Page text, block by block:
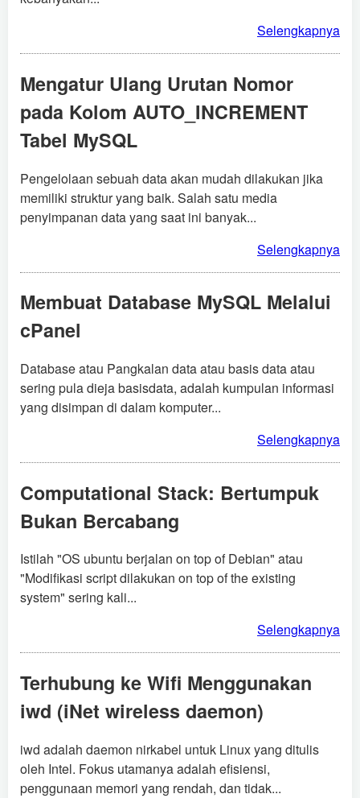
Selengkapnya
Mengatur Ulang Urutan Nomor
pada Kolom AUTO_INCREMENT
Tabel MySQL
Pengelolaan sebuah data akan mudah dilakukan jika
memiliki struktur yang baik. Salah satu media
penyimpanan data yang saat ini banyak...
Selengkapnya
Membuat Database MySQL Melalui
cPanel
Database atau Pangkalan data atau basis data atau
sering pula dieja basisdata, adalah kumpulan informasi
yang disimpan di dalam komputer...
Selengkapnya
Computational Stack: Bertumpuk
Bukan Bercabang
Istilah "OS ubuntu berjalan on top of Debian" atau
"Modifikasi script dilakukan on top of the existing
system" sering kali...
Selengkapnya
Terhubung ke Wifi Menggunakan
iwd (iNet wireless daemon)
iwd adalah daemon nirkabel untuk Linux yang ditulis
oleh Intel. Fokus utamanya adalah efisiensi,
penggunaan memori yang rendah, dan tidak...